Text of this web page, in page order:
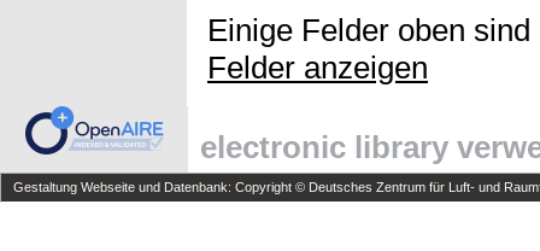
Einige Felder oben
Felder anzeigen
electronic library
Gestaltung Webseite und Datenbank: Copyright © Deutsches Zentrum für Luft- und